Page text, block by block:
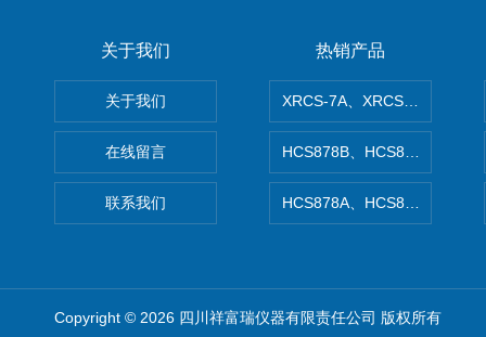
关于我们
关于我们
在线留言
联系我们
热销产品
XRCS-7A、XRCS-7B防腐蚀
HCS878B、HCS878A矿石型
HCS878A、HCS878B非金属
Copyright © 2026 四川祥富瑞仪器有限责任公司 版权所有